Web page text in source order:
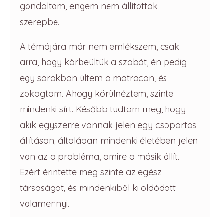
gondoltam, engem nem állítottak
szerepbe.
A témájára már nem emlékszem, csak
arra, hogy körbeültük a szobát, én pedig
egy sarokban ültem a matracon, és
zokogtam. Ahogy körülnéztem, szinte
mindenki sírt. Később tudtam meg, hogy
akik egyszerre vannak jelen egy csoportos
állításon, általában mindenki életében jelen
van az a probléma, amire a másik állít.
Ezért érintette meg szinte az egész
társaságot, és mindenkiből ki oldódott
valamennyi.